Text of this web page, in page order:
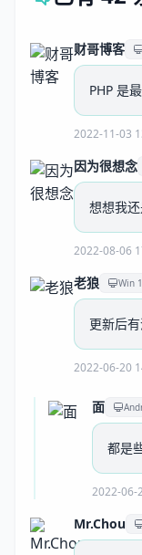
财哥博客
PHP 是
2022-11-03
因为很想念
想想我
2022-08-06
老狼 Win
更新后
2022-06-20
面
都是
2022-06-
Mr.Chou